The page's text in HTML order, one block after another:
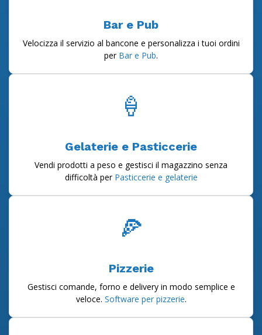
Bar e Pub
Velocizza il servizio al bancone e personalizza i tuoi ordini
per Bar e Pub.
🍦
Gelaterie e Pasticcerie
Vendi prodotti a peso e gestisci il magazzino senza
difficoltà per Pasticcerie e gelaterie
🍕
Pizzerie
Gestisci comande, forno e delivery in modo semplice e
veloce. Software per pizzerie.